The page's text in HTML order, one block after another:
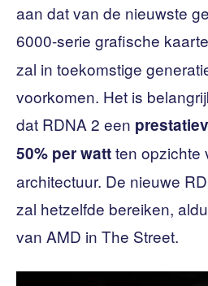
aan dat van de nieuwste
6000-serie grafische
zal in toekomstige
voorkomen. Het is
dat RDNA 2 een
50% per wattten opzichte
architectuur. De nieuwe
zal hetzelfde bereiken,
van AMD in The Street.